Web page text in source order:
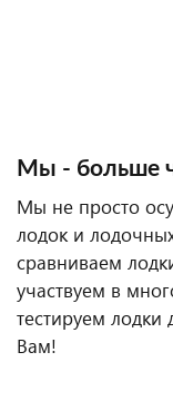
Мы - больше
Мы не просто
лодок и
сравниваем
участвуем в
тестируем
Вам!